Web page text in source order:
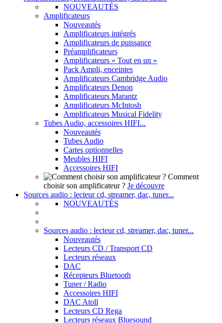
NOUVEAUTÉS
Amplificateurs
Nouveautés
Amplificateurs intégrés
Amplificateurs de puissance
Préamplificateurs
Amplificateurs « Tout en un »
Pack Ampli, enceintes
Amplificateurs Cambridge Audio
Amplificateurs Denon
Amplificateurs Marantz
Amplificateurs McIntosh
Amplificateurs Musical Fidelity
Tubes Audio, accessoires HIFI...
Nouveautés
Tubes Audio
Cartes optionnelles
Meubles HIFI
Accessoires HIFI
Comment
choisir son amplificateur ? Je découvre
Sources audio : lecteur cd, streamer, dac, tuner...
NOUVEAUTÉS
Sources audio : lecteur cd, streamer, dac, tuner...
Nouveautés
Lecteurs CD / Transport CD
Lecteurs réseaux
DAC
Récepteurs Bluetooth
Tuner / Radio
Accessoires HIFI
DAC Atoll
Lecteurs CD Rega
Lecteurs réseaux Bluesound